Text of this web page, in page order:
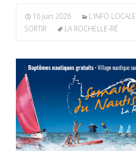
16 juin 2026 L'INFO
SORTIR
LA ROCHELLE-RÉ